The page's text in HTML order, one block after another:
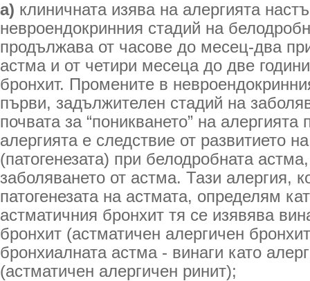
а) клиничната изява на алергията
невроендокринния стадий на
продължава от часове до месец-два
астма и от четири месеца до две
бронхит. Промените в
първи, задължителен стадий на
почвата за “поникването” на алергията
алергията е следствие от развитието
(патогенезата) при белодробната
заболяването от астма. Тази алергия,
патогенезата на астмата, определям
астматичния бронхит тя се изявява
бронхит (астматичен алергичен
бронхиалната астма - винаги като
(астматичен алергичен ринит);